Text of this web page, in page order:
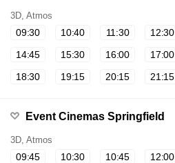
3D, Atmos
09:30 10:40 11:30 12:30
14:45
15:30 16:00 17:00
18:30
19:15 20:15 21:15
Event Cinemas Springfield
3D, Atmos
09:45 10:30 10:45 12:00